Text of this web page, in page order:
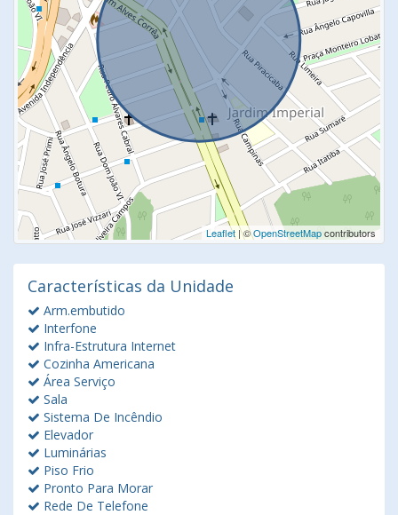
Leaflet | ©OpenStreetMapcontributors
Características da Unidade
Arm.embutido
Interfone
Infra-Estrutura Internet
Cozinha Americana
Área Serviço
Sala
Sistema De Incêndio
Elevador
Luminárias
Piso Frio
Pronto Para Morar
Rede De Telefone